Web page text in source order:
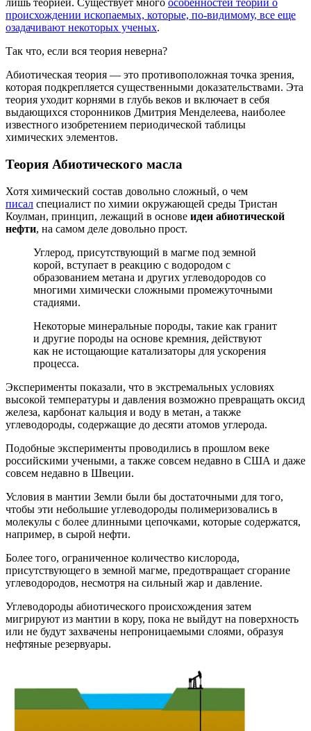
лишь теорией. Существует много особенностей теории о
происхождении ископаемых, которые, по-видимому, все еще
озадачивают некоторых ученых.
Так что, если вся теория неверна?
Абиотическая теория — это противоположная точка зрения,
которая подкрепляется существенными доказательствами. Эта
теория уходит корнями в глубь веков и включает в себя
выдающихся сторонников Дмитрия Менделеева, наиболее
известного изобретением периодической таблицы
химических элементов.
Теория Абиотического масла
Хотя химический состав довольно сложный, о чем
писал специалист по химии окружающей среды Тристан
Коулман, принцип, лежащий в основе идеи абиотической
нефти, на самом деле довольно прост.
Углерод, присутствующий в магме под земной
корой, вступает в реакцию с водородом с
образованием метана и других углеводородов со
многими химически сложными промежуточными
стадиями.
Некоторые минеральные породы, такие как гранит
и другие породы на основе кремния, действуют
как не истощающие катализаторы для ускорения
процесса.
Эксперименты показали, что в экстремальных условиях
высокой температуры и давления возможно превращать оксид
железа, карбонат кальция и воду в метан, а также
углеводороды, содержащие до десяти атомов углерода.
Подобные эксперименты проводились в прошлом веке
российскими учеными, а также совсем недавно в США и даже
совсем недавно в Швеции.
Условия в мантии Земли были бы достаточными для того,
чтобы эти небольшие углеводороды полимеризовались в
молекулы с более длинными цепочками, которые содержатся,
например, в сырой нефти.
Более того, ограниченное количество кислорода,
присутствующего в земной магме, предотвращает сгорание
углеводородов, несмотря на сильный жар и давление.
Углеводороды абиотического происхождения затем
мигрируют из мантии в кору, пока не выйдут на поверхность
или не будут захвачены непроницаемыми слоями, образуя
нефтяные резервуары.